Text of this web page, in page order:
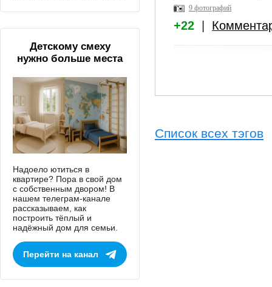
9 фотографий
+22
Список всех тэгов
Детскому смеху
нужно больше места
Надоело ютиться в
квартире? Пора в свой дом
с собственным двором! В
нашем телеграм-канале
рассказываем, как
построить тёплый и
надёжный дом для семьи.
Перейти на канал